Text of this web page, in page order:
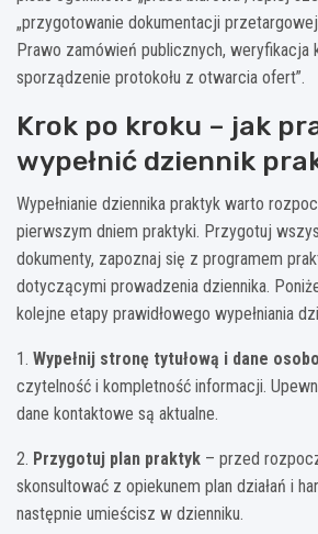
„przygotowanie dokumentacji
Prawo zamówień publicznych, weryfikacja
sporządzenie protokołu z otwarcia ofert”.
Krok po kroku – jak
wypełnić dziennik
Wypełnianie dziennika praktyk warto
pierwszym dniem praktyki. Przygotuj
dokumenty, zapoznaj się z programem
dotyczącymi prowadzenia dziennika.
kolejne etapy prawidłowego wypełniania
1. Wypełnij stronę tytułową i dane
czytelność i kompletność informacji.
dane kontaktowe są aktualne.
2. Przygotuj plan praktyk – przed
skonsultować z opiekunem plan działań i
następnie umieścisz w dzienniku.